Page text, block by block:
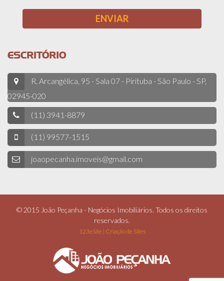
ESCRITÓRIO
R. Arcangélica, 95 - Sala 07 - Pirituba - São Paulo - SP,
02945-020
(11) 3941-8879
(11) 99577-1515
joaopecanha.imoveis@gmail.com
© 2015 João Peçanha - Negócios Imobiliários. Todos os direitos
reservados.
123eSite | Criação de Sites